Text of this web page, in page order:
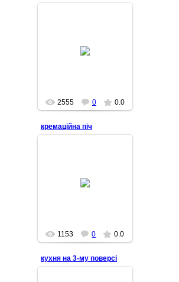
2014-02-17
2555 0 0.0
кремаційна піч
2012-10-25
1153 0 0.0
кухня на 3-му поверсі